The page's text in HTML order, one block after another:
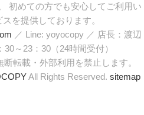
初めての方でも安心してご利用い
を提供しております。
／ Line: yoyocopy ／ 店長：渡辺
～23：30（24時間受付）
転載・外部利用を禁止します。
All Rights Reserved. sitemap